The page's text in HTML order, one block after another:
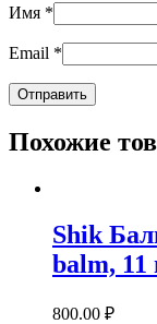
Имя *
Email *
Похожие
Shik
balm, 11
800.00 ₽